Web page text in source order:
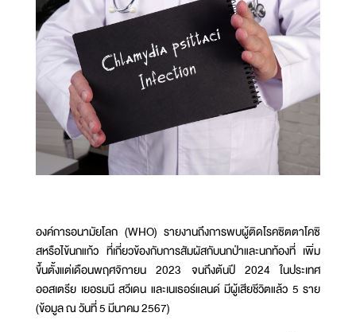
องค์การอนามัยโลก (WHO) รายงานถึงการพบผู้ติดโรคซิตตาโคซิ
สหรือไข้นกแก้ว ที่เกี่ยวข้องกับการสัมผัสกับนกป่าและนกท้องที่ เพิ่ม
ขึ้นตั้งแต่เดือนพฤศจิกายน 2023 จนถึงต้นปี 2024 ในประเทศ
ออสเตรีย เยอรมนี สวีเดน และเนเธอร์แลนด์ มีผู้เสียชีวิตแล้ว 5 ราย
(ข้อมูล ณ วันที่ 5 มีนาคม 2567)